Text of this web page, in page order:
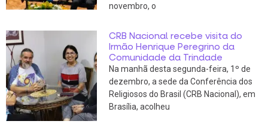
novembro, o
CRB Nacional recebe visita do
Irmão Henrique Peregrino da
Comunidade da Trindade
Na manhã desta segunda-feira, 1º de
dezembro, a sede da Conferência dos
Religiosos do Brasil (CRB Nacional), em
Brasília, acolheu